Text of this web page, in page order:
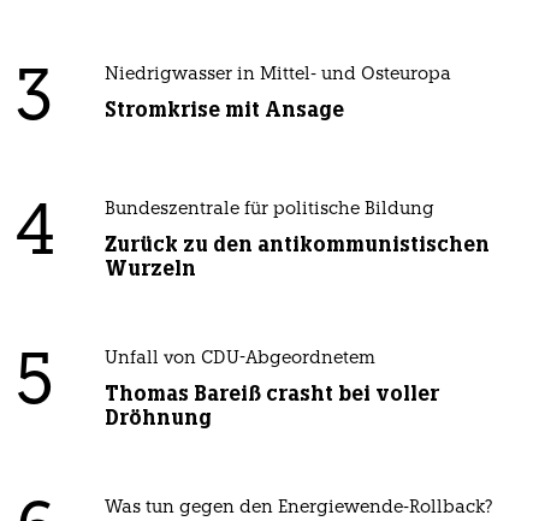
3 Niedrigwasser in Mittel- und Osteuropa
Stromkrise mit Ansage
4 Bundeszentrale für politische Bildung
Zurück zu den antikommunistischen
Wurzeln
5 Unfall von CDU-Abgeordnetem
Thomas Bareiß crasht bei voller
Dröhnung
Was tun gegen den Energiewende-Rollback?